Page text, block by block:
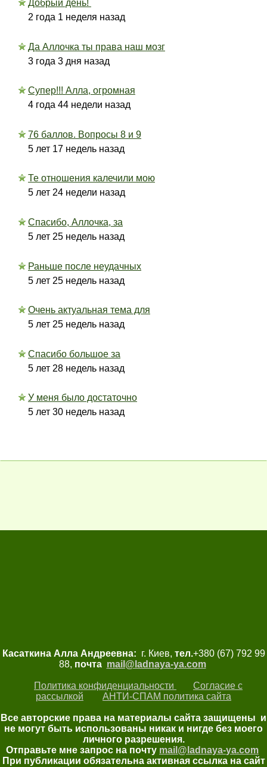
Добрый день!
2 года 1 неделя назад
Да Аллочка ты права наш мозг
3 года 3 дня назад
Супер!!! Алла, огромная
4 года 44 недели назад
76 баллов. Вопросы 8 и 9
5 лет 17 недель назад
Те отношения калечили мою
5 лет 24 недели назад
Спасибо, Аллочка, за
5 лет 25 недель назад
Раньше после неудачных
5 лет 25 недель назад
Очень актуальная тема для
5 лет 25 недель назад
Спасибо большое за
5 лет 28 недель назад
У меня было достаточно
5 лет 30 недель назад
Касаткина Алла Андреевна: г. Киев, тел.+380 (67) 792 99
88, почта mail@ladnaya-ya.com
Политика конфиденциальности
Согласие с
рассылкой
АНТИ-СПАМ политика сайта
Все авторские права на материалы сайта защищены и
не могут быть использованы никак и нигде без моего
личного разрешения.
Отправьте мне запрос на почту mail@ladnaya-ya.com
При публикации обязательна активная ссылка на сайт